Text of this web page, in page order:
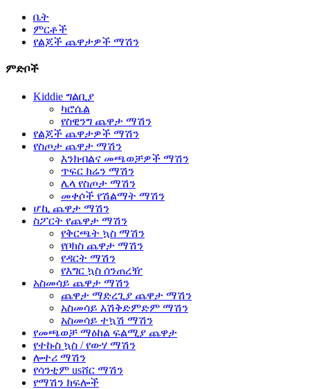
ቤት
ምርቶች
የልጆች ጨዋታዎች ማሽን
ምድቦች
Kiddie ግልቢያ
ካሮሴል
የስዊንግ ጨዋታ ማሽን
የልጆች ጨዋታዎች ማሽን
የስጦታ ጨዋታ ማሽን
እንክብልና መጫወቻዎች ማሽን
ጥፍር ክሬን ማሽን
ሌላ የስጦታ ማሽን
መቀሶች የሽልማት ማሽን
ሆኪ ጨዋታ ማሽን
ስፖርት የጨዋታ ማሽን
የቅርጫት ኳስ ማሽን
የቦክስ ጨዋታ ማሽን
የዳርት ማሽን
የእግር ኳስ ሰንጠረዥ
አስመሳይ ጨዋታ ማሽን
ጨዋታ ማድረጊያ ጨዋታ ማሽን
አስመሳይ እሽቅድምድም ማሽን
አስመሳይ ተኳሽ ማሽን
የመጫወቻ ማዕከል ፍልሚያ ጨዋታ
የተኩስ ኳስ / የውሃ ማሽን
ሎተሪ ማሽን
የሳንቲም usሸር ማሽን
የማሽን ክፍሎች